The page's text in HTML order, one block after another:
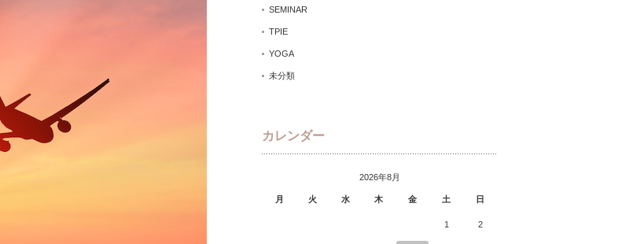
SEMINAR
TPIE
YOGA
未分類
カレンダー
2026年8月
月 火 水 木 金 土 日
1 2